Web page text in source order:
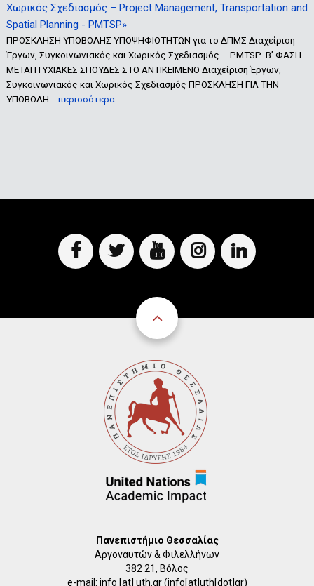
Χωρικός Σχεδιασμός – Project Management, Transportation and
Spatial Planning - PMTSP»
ΠΡΟΣΚΛΗΣΗ ΥΠΟΒΟΛΗΣ ΥΠΟΨΗΦΙΟΤΗΤΩΝ για το ΔΠΜΣ Διαχείριση
Έργων, Συγκοινωνιακός και Χωρικός Σχεδιασμός – PMTSP Β’ ΦΑΣΗ
ΜΕΤΑΠΤΥΧΙΑΚΕΣ ΣΠΟΥΔΕΣ ΣΤΟ ΑΝΤΙΚΕΙΜΕΝΟ Διαχείριση Έργων,
Συγκοινωνιακός και Χωρικός Σχεδιασμός ΠΡΟΣΚΛΗΣΗ ΓΙΑ ΤΗΝ
ΥΠΟΒΟΛΗ… περισσότερα
Πανεπιστήμιο Θεσσαλίας
Αργοναυτών & Φιλελλήνων
382 21, Βόλος
e-mail: info [at] uth.gr(info[at]uth[dot]gr)